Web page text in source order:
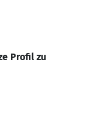
Profil zu